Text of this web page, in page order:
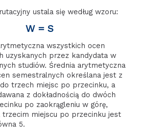
ustala się według wzoru:
W = S
wszystkich ocen
uzyskanych przez kandydata w
studiów. Średnia arytmetyczna
semestralnych określana jest z
trzech miejsc po przecinku, a
z dokładnością do dwóch
po zaokrągleniu w górę,
trzecim miejscu po przecinku jest
5.